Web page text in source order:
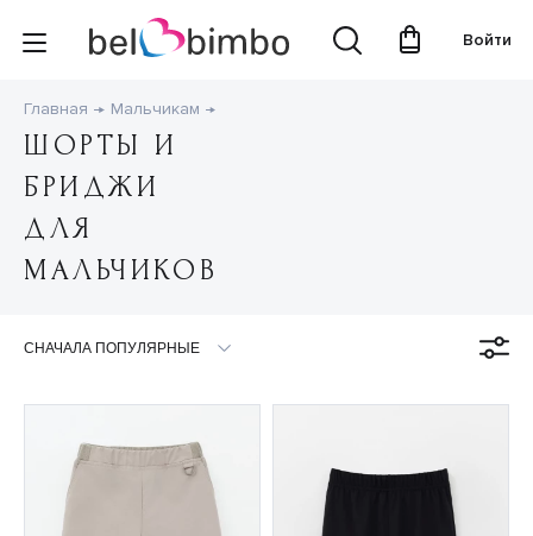
Войти
Главная Мальчикам
ШОРТЫ И
БРИДЖИ
ДЛЯ
МАЛЬЧИКОВ